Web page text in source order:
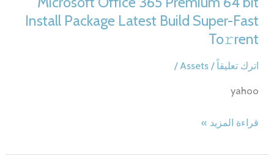
To𝚛rent
Dow𝚗l𝚘ad
bit
Install
Package
Build
Fast
Install Package Latest Build Super-Fast
To𝚛rent
اترك تعليقاً /
Assets
/
yahoo
Microsoft
365
قراءة المزيد »